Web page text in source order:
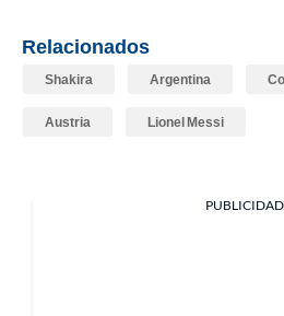
Relacionados
Shakira Argentina
Austria Lionel Messi
PUBLICIDAD